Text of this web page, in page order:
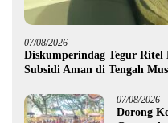
07/08/2026
Diskumperindag Tegur Ritel
Subsidi Aman di Tengah
07/08/2026
Dorong